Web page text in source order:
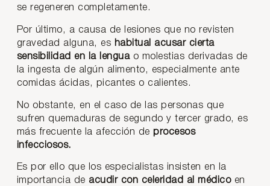
se regeneren completamente.
Por último, a causa de lesiones que no revisten
gravedad alguna, es habitual acusar cierta
sensibilidad en la lenguao molestias derivadas de
la ingesta de algún alimento, especialmente ante
comidas ácidas, picantes o calientes.
No obstante, en el caso de las personas que
sufren quemaduras de segundo y tercer grado, es
más frecuente la afección deprocesos
infecciosos.
Es por ello que los especialistas insisten en la
importancia de acudir con celeridad al médico en